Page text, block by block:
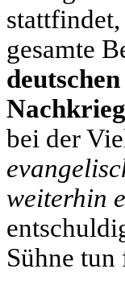
gesamte
bei der
weiterhin
Sühne tun